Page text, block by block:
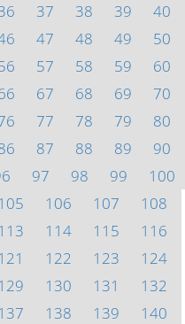
37 38 39
40
47 48 49
50
57 58 59
60
67 68 69
70
77 78 79
80
87 88 89
90
97 98 99
100
105 106 107
108
113 114 115
116
121 122 123
124
129 130 131
132
137 138 139
140